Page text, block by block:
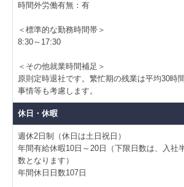
時間外労働有無：有
＜標準的な勤務時間帯＞
8:30～17:30
＜その他就業時間補足＞
原則定時退社です。繁忙期の残業は平均30時
事情等も考慮します。
休日・休暇
週休2日制（休日は土日祝日）
年間有給休暇10日～20日（下限日数は、入社
数となります）
年間休日日数107日